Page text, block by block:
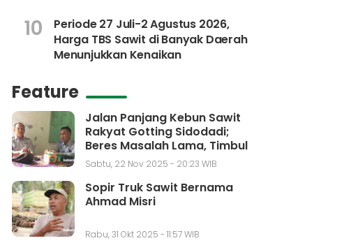
10
Periode 27 Juli-2 Agustus 2026,
Harga TBS Sawit di Banyak Daerah
Menunjukkan Kenaikan
Feature
Jalan Panjang Kebun Sawit
Rakyat Gotting Sidodadi;
Beres Masalah Lama, Timbul
Masalah Baru
Sabtu, 22 Nov 2025 - 20:23 WIB
Sopir Truk Sawit Bernama
Ahmad Misri
Rabu, 31 Okt 2025 - 11:57 WIB